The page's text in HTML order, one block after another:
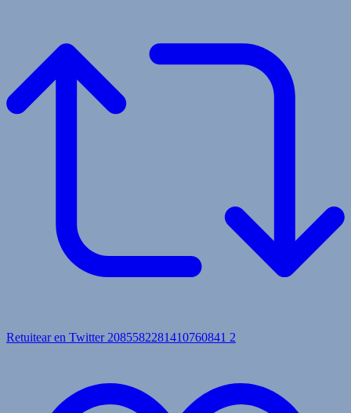
Retuitear en Twitter 2085582281410760841 2